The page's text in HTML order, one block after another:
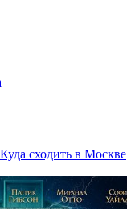
сходить в Москве